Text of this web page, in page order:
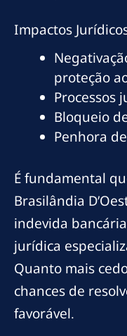
Impactos
proteção
Processos
Bloqueio
Penhora
É fundamental
Brasilândia
indevida
jurídica
Quanto mais
chances de
favorável.